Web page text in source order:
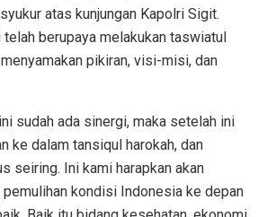
atas kunjungan Kapolri Sigit.
telah berupaya melakukan taswiatul
pikiran, visi-misi, dan
sudah ada sinergi, maka setelah ini
ke dalam tansiqul harokah, dan
seiring. Ini kami harapkan akan
kondisi Indonesia ke depan